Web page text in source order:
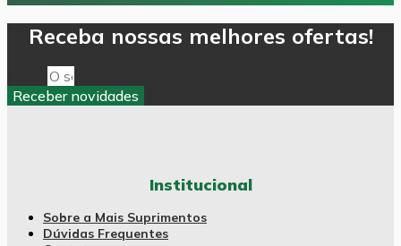
Receba nossas melhores ofertas!
Receber novidades
Institucional
Sobre a Mais Suprimentos
Dúvidas Frequentes